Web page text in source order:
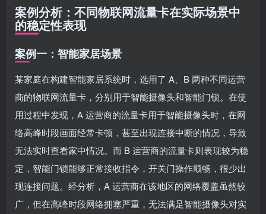
案例分析：不同物联网流量卡在实际场景中
的稳定性表现
案例一：智能家居场景
某家庭在构建智能家居系统时，选用了 A、B 两种不同运营
商的物联网流量卡，分别用于智能摄像头和智能门锁。在使
用过程中发现，A 运营商的流量卡用于智能摄像头时，在网
络高峰时段画面经常卡顿，甚至出现连接中断的情况，导致
无法实时查看家中情况。而 B 运营商的流量卡则表现较为稳
定，智能门锁能够正常接收指令，开关门操作顺畅，很少出
现连接问题。经分析，A 运营商在该地区的网络覆盖虽然较
广，但在高峰时段网络拥塞严重，无法满足智能摄像头对实